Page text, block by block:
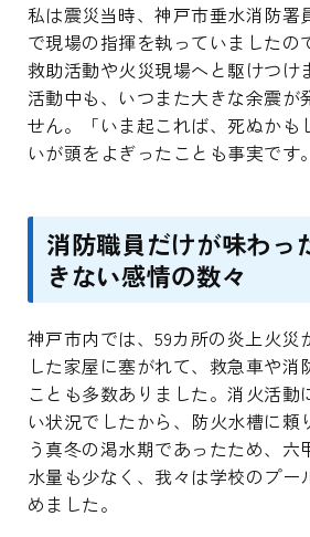
私は震災当時、神戸市垂水消防署
で現場の指揮を執っていましたの
救助活動や火災現場へと駆けつけ
活動中も、いつまた大きな余震が
せん。「いま起これば、死ぬかも
いが頭をよぎったことも事実です。
消防職員だけが味わっ
きない感情の数々
神戸市内では、59カ所の炎上火災
した家屋に塞がれて、救急車や消
ことも多数ありました。消火活動
い状況でしたから、防火水槽に頼
う真冬の渇水期であったため、六
水量も少なく、我々は学校のプー
めました。